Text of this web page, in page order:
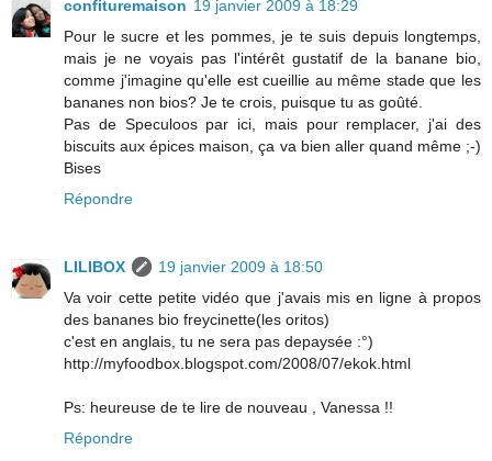
confituremaison 19 janvier 2009 à 18:29
Pour le sucre et les pommes, je te suis depuis longtemps,
mais je ne voyais pas l'intérêt gustatif de la banane bio,
comme j'imagine qu'elle est cueillie au même stade que les
bananes non bios? Je te crois, puisque tu as goûté.
Pas de Speculoos par ici, mais pour remplacer, j'ai des
biscuits aux épices maison, ça va bien aller quand même ;-)
Bises
Répondre
LILIBOX
19 janvier 2009 à 18:50
Va voir cette petite vidéo que j'avais mis en ligne à propos
des bananes bio freycinette(les oritos)
c'est en anglais, tu ne sera pas depaysée :°)
http://myfoodbox.blogspot.com/2008/07/ekok.html
Ps: heureuse de te lire de nouveau , Vanessa !!
Répondre